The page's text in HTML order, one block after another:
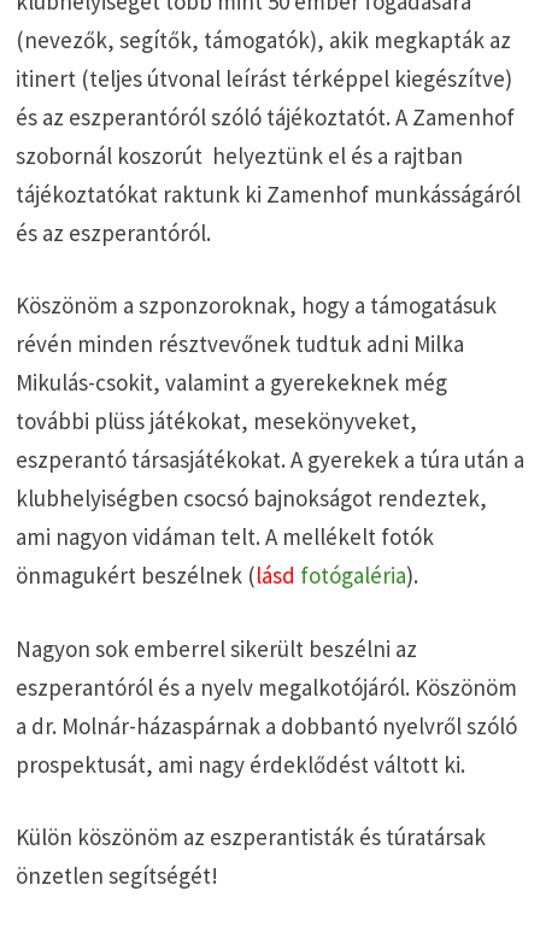
(nevezők, segítők, támogatók), akik megkapták az
itinert (teljes útvonal leírást térképpel kiegészítve)
és az eszperantóról szóló tájékoztatót. A Zamenhof
szobornál koszorút helyeztünk el és a rajtban
tájékoztatókat raktunk ki Zamenhof munkásságáról
és az eszperantóról.
Köszönöm a szponzoroknak, hogy a támogatásuk
révén minden résztvevőnek tudtuk adni Milka
Mikulás-csokit, valamint a gyerekeknek még
további plüss játékokat, mesekönyveket,
eszperantó társasjátékokat. A gyerekek a túra után a
klubhelyiségben csocsó bajnokságot rendeztek,
ami nagyon vidáman telt. A mellékelt fotók
önmagukért beszélnek (lásd fotógaléria).
Nagyon sok emberrel sikerült beszélni az
eszperantóról és a nyelv megalkotójáról. Köszönöm
a dr. Molnár-házaspárnak a dobbantó nyelvről szóló
prospektusát, ami nagy érdeklődést váltott ki.
Külön köszönöm az eszperantisták és túratársak
önzetlen segítségét!